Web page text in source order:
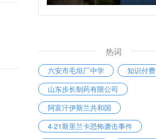
热词
六安市毛坦厂中学
知识付费
山东步长制药有限公司
阿富汗伊斯兰共和国
4·21斯里兰卡恐怖袭击事件